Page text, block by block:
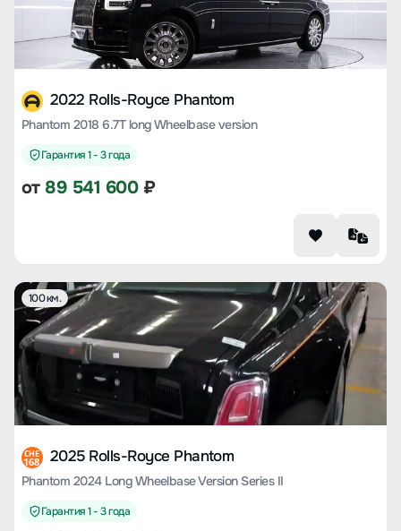
2022 Rolls-Royce Phantom
Phantom 2018 6.7T long Wheelbase version
Гарантия 1 - 3 года
от 89 541 600₽
100 км.
CHE
168 2025 Rolls-Royce Phantom
Phantom 2024 Long Wheelbase Version Series II
Гарантия 1 - 3 года